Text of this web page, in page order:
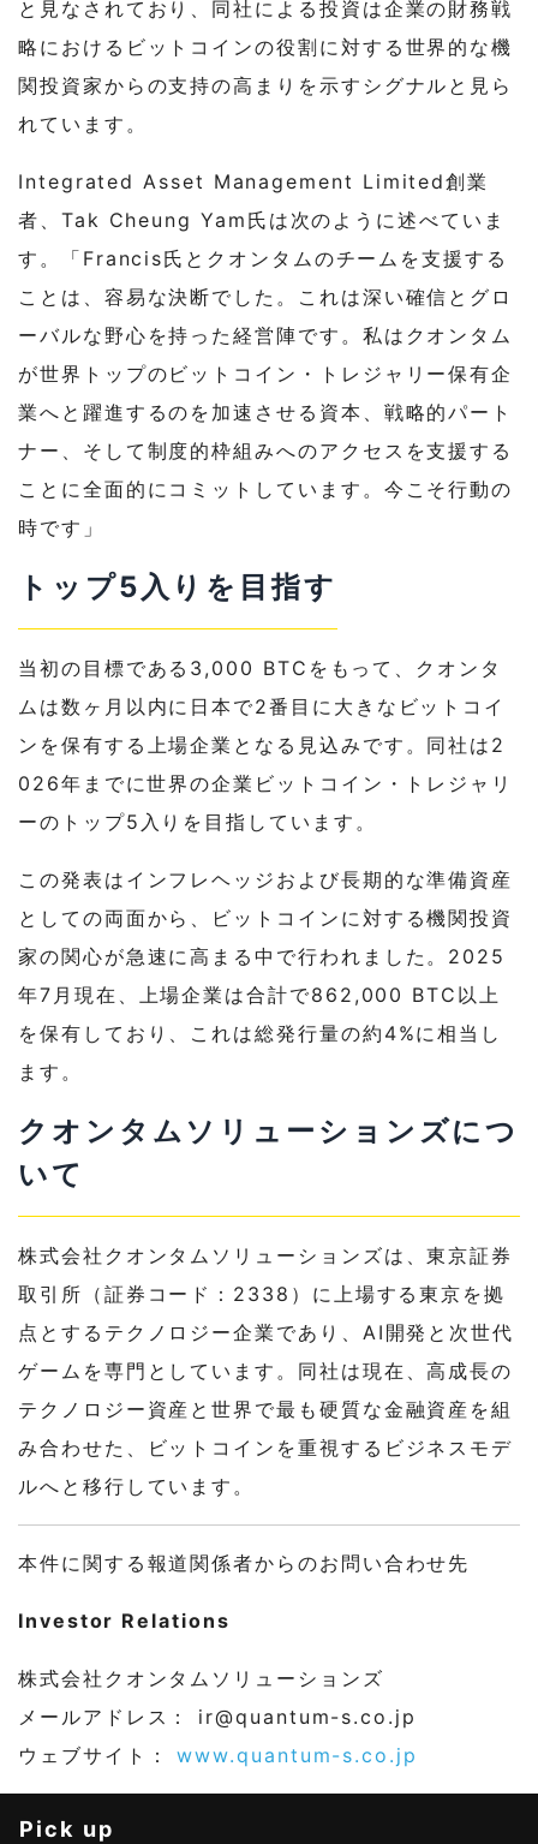
と見なされており、同社による投資は企業の財務戦
略におけるビットコインの役割に対する世界的な機
関投資家からの支持の高まりを示すシグナルと見ら
れています。
Integrated Asset Management Limited創業
者、Tak Cheung Yam氏は次のように述べていま
す。「Francis氏とクオンタムのチームを支援する
ことは、容易な決断でした。これは深い確信とグロ
ーバルな野心を持った経営陣です。私はクオンタム
が世界トップのビットコイン・トレジャリー保有企
業へと躍進するのを加速させる資本、戦略的パート
ナー、そして制度的枠組みへのアクセスを支援する
ことに全面的にコミットしています。今こそ行動の
時です」
トップ5入りを目指す
当初の目標である3,000 BTCをもって、クオンタ
ムは数ヶ月以内に日本で2番目に大きなビットコイ
ンを保有する上場企業となる見込みです。同社は2
026年までに世界の企業ビットコイン・トレジャリ
ーのトップ5入りを目指しています。
この発表はインフレヘッジおよび長期的な準備資産
としての両面から、ビットコインに対する機関投資
家の関心が急速に高まる中で行われました。2025
年7月現在、上場企業は合計で862,000 BTC以上
を保有しており、これは総発行量の約4%に相当し
ます。
クオンタムソリューションズにつ
いて
株式会社クオンタムソリューションズは、東京証券
取引所（証券コード：2338）に上場する東京を拠
点とするテクノロジー企業であり、AI開発と次世代
ゲームを専門としています。同社は現在、高成長の
テクノロジー資産と世界で最も硬質な金融資産を組
み合わせた、ビットコインを重視するビジネスモデ
ルへと移行しています。
本件に関する報道関係者からのお問い合わせ先
Investor Relations
株式会社クオンタムソリューションズ
メールアドレス： ir@quantum-s.co.jp
ウェブサイト：www.quantum-s.co.jp
Pick up